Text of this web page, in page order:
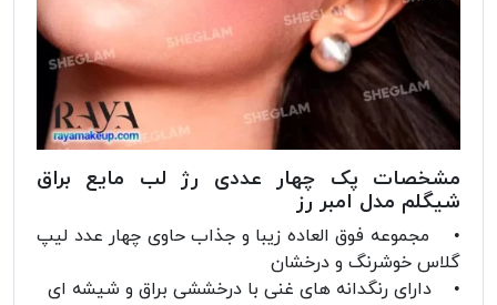
مشخصات پک چهار عددی رژ لب مایع براق
شیگلم مدل امبر رز
• مجموعه فوق العاده زیبا و جذاب حاوی چهار عدد لیپ
گلاس خوشرنگ و درخشان
• دارای رنگدانه های غنی با درخششی براق و شیشه ای